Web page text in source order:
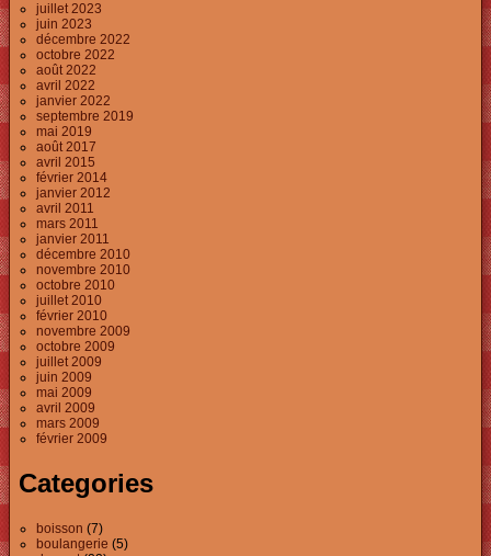
juillet 2023
juin 2023
décembre 2022
octobre 2022
août 2022
avril 2022
janvier 2022
septembre 2019
mai 2019
août 2017
avril 2015
février 2014
janvier 2012
avril 2011
mars 2011
janvier 2011
décembre 2010
novembre 2010
octobre 2010
juillet 2010
février 2010
novembre 2009
octobre 2009
juillet 2009
juin 2009
mai 2009
avril 2009
mars 2009
février 2009
Categories
boisson (7)
boulangerie (5)